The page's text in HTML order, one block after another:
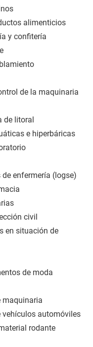
alimenticios
y confitería
de la maquinaria
de litoral
e hiperbáricas
enfermería (logse)
civil
en situación de
de moda
maquinaria
vehículos automóviles
rodante